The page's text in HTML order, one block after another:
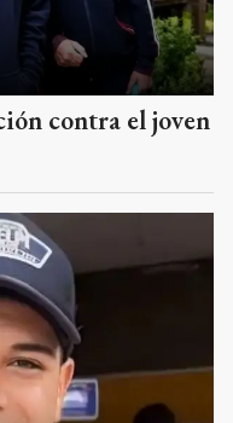
contra el joven